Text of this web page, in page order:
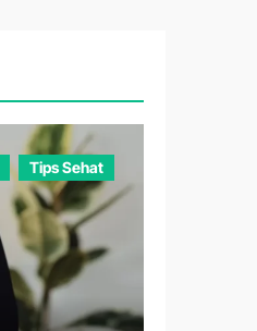
Tips Sehat